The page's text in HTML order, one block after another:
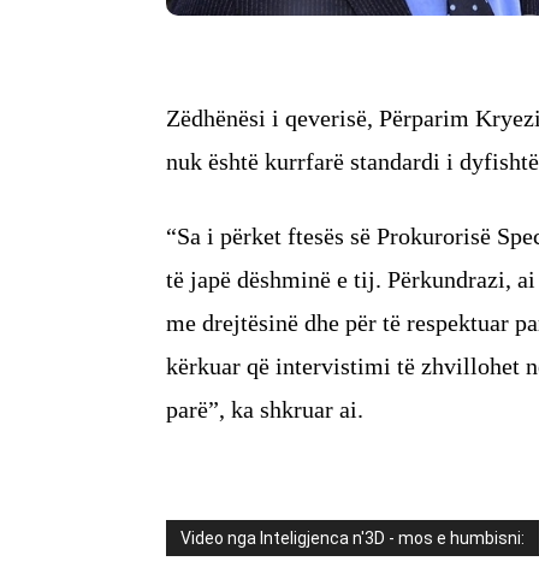
Zëdhënësi i qeverisë, Përparim
nuk është kurrfarë standardi i
“Sa i përket ftesës së Prokurorisë
të japë dëshminë e tij. Përkundrazi,
me drejtësinë dhe për të respektuar
kërkuar që intervistimi të zhvillohet
parë”, ka shkruar ai.
Video nga Inteligjenca n'3D - mos e humbisni: